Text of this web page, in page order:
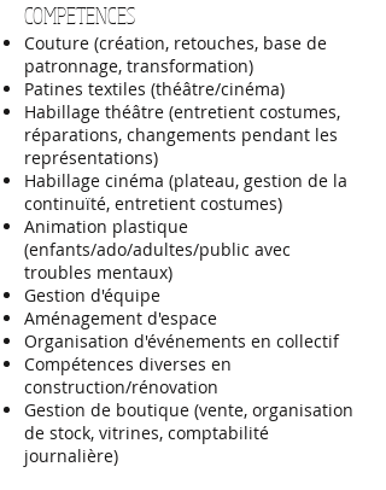
COMPETENCES
Couture (création, retouches, base de
patronnage, transformation)
Patines textiles (théâtre/cinéma)
Habillage théâtre (entretient costumes,
réparations, changements pendant les
représentations)
Habillage cinéma (plateau, gestion de la
continuïté, entretient costumes)
Animation plastique
(enfants/ado/adultes/public avec
troubles mentaux)
Gestion d'équipe
Aménagement d'espace
Organisation d'événements en collectif
Compétences diverses en
construction/rénovation
Gestion de boutique (vente, organisation
de stock, vitrines, comptabilité
journalière)